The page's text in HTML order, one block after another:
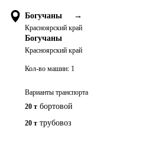
Богучаны →
Красноярский край
Богучаны
Красноярский край
Кол-во машин: 1
Варианты транспорта
20 т бортовой
20 т трубовоз